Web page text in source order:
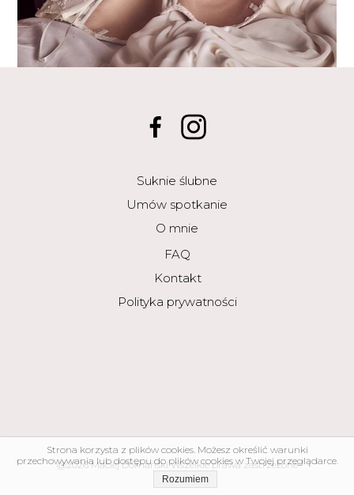
FAQ
Kontakt
Polityka prywatności
Suknie ślubne
Umów spotkanie
O mnie
@2026 Maciej Domański Wszelkie prawa zastrzeżone
Strona korzysta z plików cookies. Możesz określić warunki
przechowywania lub dostępu do plików cookies w Twojej przeglądarce.
Rozumiem